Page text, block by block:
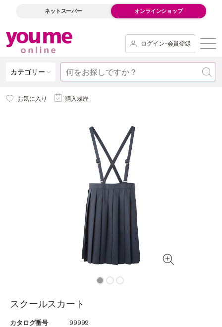
ネットスーパー オンラインショップ
ログイン･会員登録
カテゴリー
お気に入り 購入履歴
スクールスカート
カタログ番号
99999